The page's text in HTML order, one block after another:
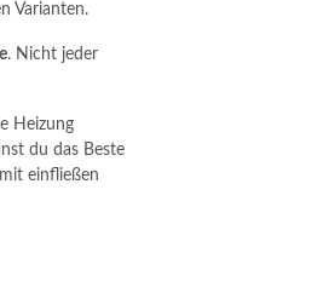
Varianten.
. Nicht jeder
Heizung
du das Beste
einfließen